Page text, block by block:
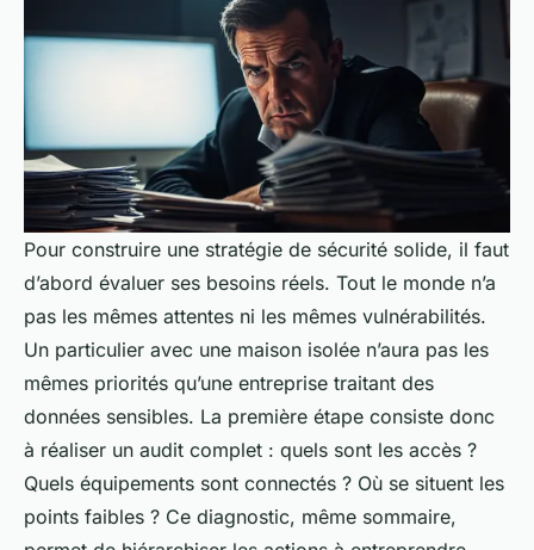
Pour construire une stratégie de sécurité solide, il faut
d’abord évaluer ses besoins réels. Tout le monde n’a
pas les mêmes attentes ni les mêmes vulnérabilités.
Un particulier avec une maison isolée n’aura pas les
mêmes priorités qu’une entreprise traitant des
données sensibles. La première étape consiste donc
à réaliser un audit complet : quels sont les accès ?
Quels équipements sont connectés ? Où se situent les
points faibles ? Ce diagnostic, même sommaire,